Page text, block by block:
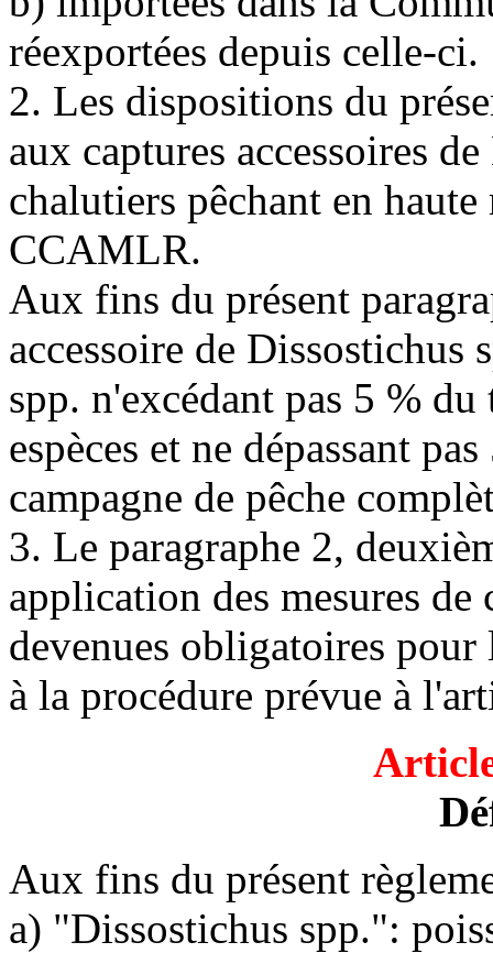
réexportées depuis celle-ci.
2. Les dispositions du
aux captures accessoires
chalutiers pêchant en
CCAMLR.
Aux fins du présent
accessoire de Dissostichus
spp. n'excédant pas 5 %
espèces et ne dépassant
campagne de pêche
3. Le paragraphe 2,
application des mesures
devenues obligatoires
à la procédure prévue à
Aux fins du présent
a) "Dissostichus spp.":